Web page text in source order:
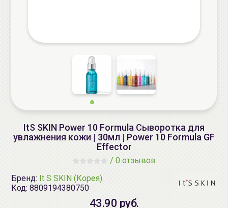
ItS SKIN Power 10 Formula Сыворотка для
увлажнения кожи | 30мл | Power 10 Formula GF
Effector
/ 0 отзывов
Бренд: It S SKIN (Корея)
Код: 8809194380750
43.90 руб.